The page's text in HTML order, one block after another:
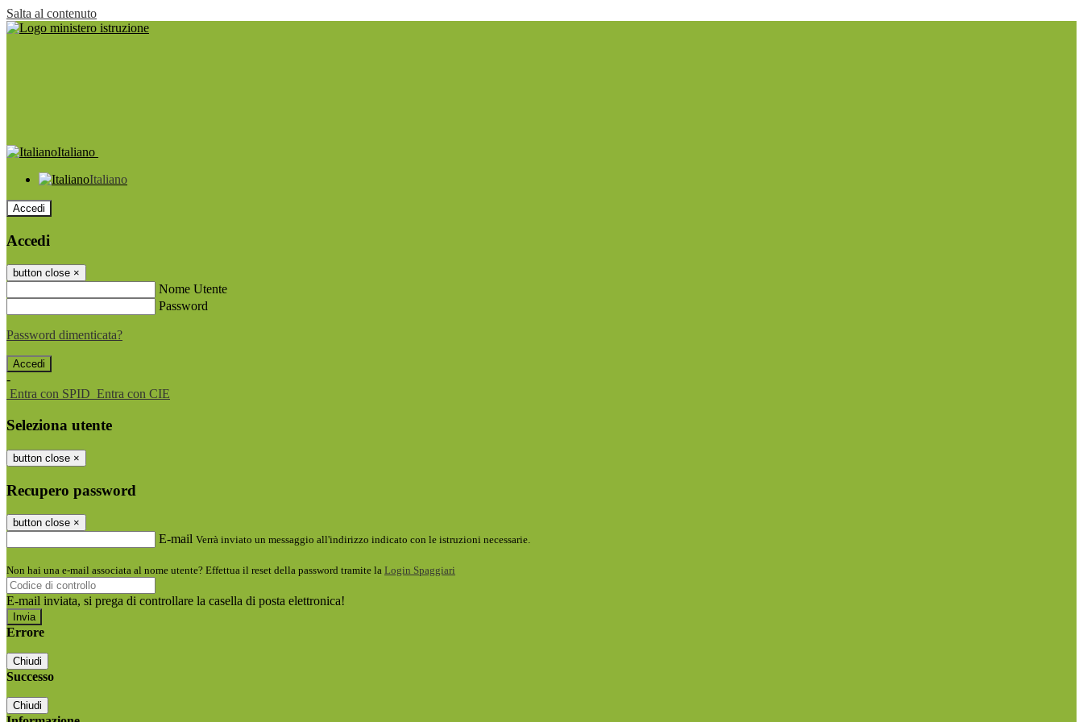
Salta al contenuto
Italiano
Italiano
Accedi
Accedi
button close ×
Nome Utente
Password
Password dimenticata?
-
Entra con SPID Entra con CIE
Seleziona utente
button close ×
Recupero password
button close ×
E-mail Verrà inviato un messaggio all'indirizzo indicato con le istruzioni necessarie.
Non hai una e-mail associata al nome utente? Effettua il reset della password tramite la Login Spaggiari
E-mail inviata, si prega di controllare la casella di posta elettronica!
Errore
Chiudi
Successo
Chiudi